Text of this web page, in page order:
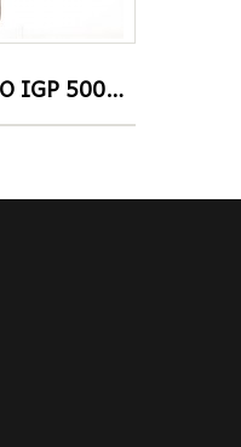
ACETO BALSAMICO IGP 500ml DE NIGRIS